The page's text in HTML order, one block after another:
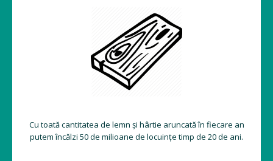
Cu toată cantitatea de lemn și hârtie aruncată în fiecare an
putem încălzi 50 de milioane de locuințe timp de 20 de ani.